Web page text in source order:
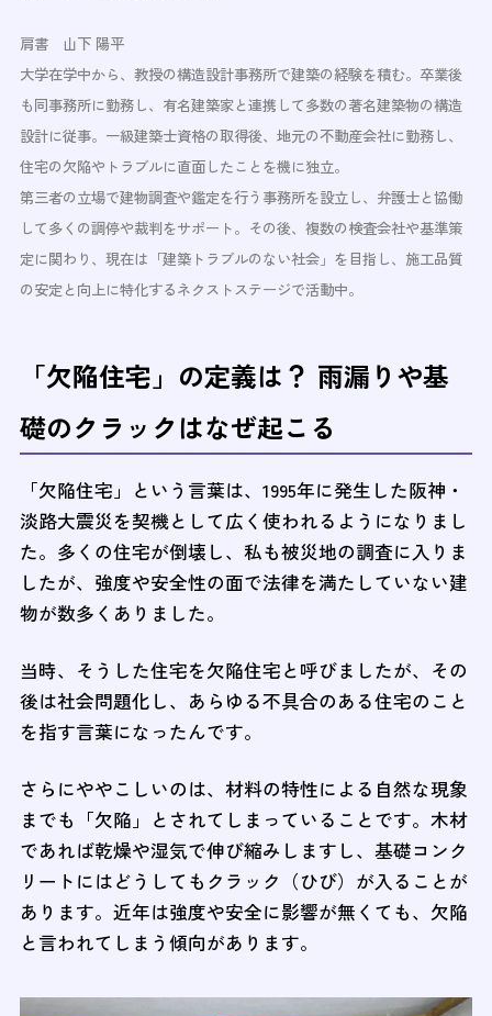
肩書 山下 陽平
大学在学中から、教授の構造設計事務所で建築の経験を積む。卒業後
も同事務所に勤務し、有名建築家と連携して多数の著名建築物の構造
設計に従事。一級建築士資格の取得後、地元の不動産会社に勤務し、
住宅の欠陥やトラブルに直面したことを機に独立。
第三者の立場で建物調査や鑑定を行う事務所を設立し、弁護士と協働
して多くの調停や裁判をサポート。その後、複数の検査会社や基準策
定に関わり、現在は「建築トラブルのない社会」を目指し、施工品質
の安定と向上に特化するネクストステージで活動中。
「欠陥住宅」の定義は？ 雨漏りや基
礎のクラックはなぜ起こる
「欠陥住宅」という言葉は、1995年に発生した阪神・
淡路大震災を契機として広く使われるようになりまし
た。多くの住宅が倒壊し、私も被災地の調査に入りま
したが、強度や安全性の面で法律を満たしていない建
物が数多くありました。
当時、そうした住宅を欠陥住宅と呼びましたが、その
後は社会問題化し、あらゆる不具合のある住宅のこと
を指す言葉になったんです。
さらにややこしいのは、材料の特性による自然な現象
までも「欠陥」とされてしまっていることです。木材
であれば乾燥や湿気で伸び縮みしますし、基礎コンク
リートにはどうしてもクラック（ひび）が入ることが
あります。近年は強度や安全に影響が無くても、欠陥
と言われてしまう傾向があります。